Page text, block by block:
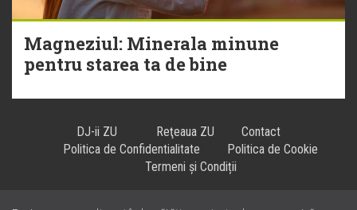
Magneziul: Minerala minune
pentru starea ta de bine
DJ-ii ZU Reţeaua ZU
Contact
Politica de Confidentialitate
Politica de Cookie
Termeni și Condiții